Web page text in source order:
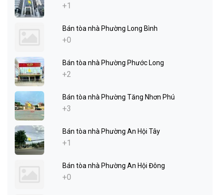
+1
Bán tòa nhà Phường Long Bình
+0
Bán tòa nhà Phường Phước Long
+2
Bán tòa nhà Phường Tăng Nhơn Phú
+3
Bán tòa nhà Phường An Hội Tây
+1
Bán tòa nhà Phường An Hội Đông
+0